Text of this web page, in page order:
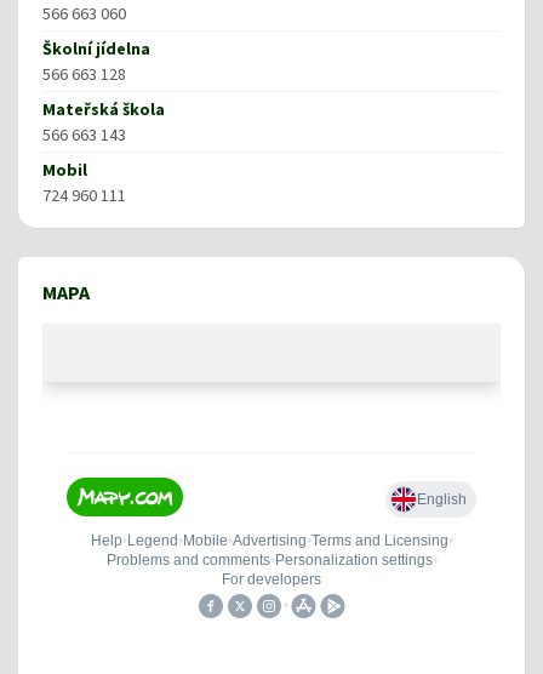
566 663 060
Školní jídelna
566 663 128
Mateřská škola
566 663 143
Mobil
724 960 111
MAPA